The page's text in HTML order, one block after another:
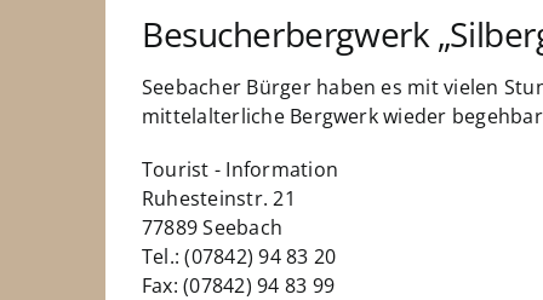
Besucherbergwerk
Seebacher Bürger haben es mit vielen
mittelalterliche Bergwerk wieder
Tourist - Information
Ruhesteinstr. 21
77889 Seebach
Tel.: (07842) 94 83 20
Fax: (07842) 94 83 99